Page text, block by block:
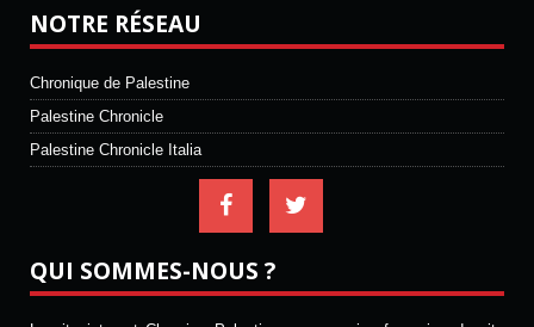
NOTRE RÉSEAU
Chronique de Palestine
Palestine Chronicle
Palestine Chronicle Italia
QUI SOMMES-NOUS ?